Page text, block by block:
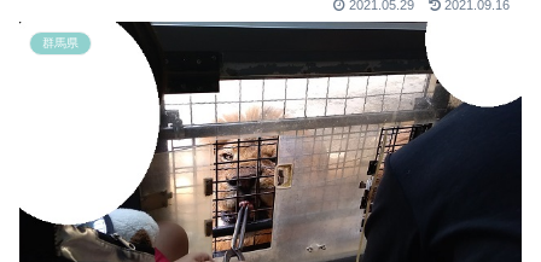
2021.05.29 2021.09.16
群馬県